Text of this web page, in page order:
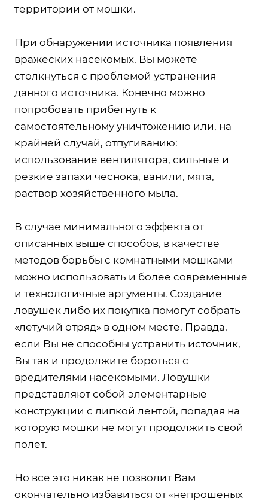
территории от мошки.
При обнаружении источника появления
вражеских насекомых, Вы можете
столкнуться с проблемой устранения
данного источника. Конечно можно
попробовать прибегнуть к
самостоятельному уничтожению или, на
крайней случай, отпугиванию:
использование вентилятора, сильные и
резкие запахи чеснока, ванили, мята,
раствор хозяйственного мыла.
В случае минимального эффекта от
описанных выше способов, в качестве
методов борьбы с комнатными мошками
можно использовать и более современные
и технологичные аргументы. Создание
ловушек либо их покупка помогут собрать
«летучий отряд» в одном месте. Правда,
если Вы не способны устранить источник,
Вы так и продолжите бороться с
вредителями насекомыми. Ловушки
представляют собой элементарные
конструкции с липкой лентой, попадая на
которую мошки не могут продолжить свой
полет.
Но все это никак не позволит Вам
окончательно избавиться от «непрошеных